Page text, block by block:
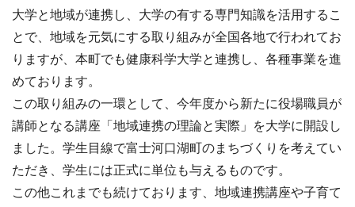
大学と地域が連携し、大学の有する専門知識を活用するこ
とで、地域を元気にする取り組みが全国各地で行われてお
りますが、本町でも健康科学大学と連携し、各種事業を進
めております。
この取り組みの一環として、今年度から新たに役場職員が
講師となる講座「地域連携の理論と実際」を大学に開設し
ました。学生目線で富士河口湖町のまちづくりを考えてい
ただき、学生には正式に単位も与えるものです。
この他これまでも続けております、地域連携講座や子育て